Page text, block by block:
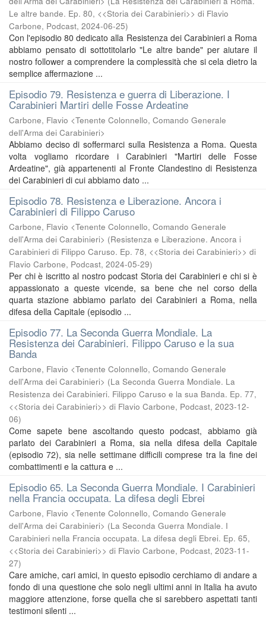
Le altre bande. Ep. 80, <<Storia dei Carabinieri>> di Flavio
Carbone, Podcast, 2024-06-25)
Con l'episodio 80 dedicato alla Resistenza dei Carabinieri a Roma
abbiamo pensato di sottotitolarlo "Le altre bande" per aiutare il
nostro follower a comprendere la complessità che si cela dietro la
semplice affermazione ...
Episodio 79. Resistenza e guerra di Liberazione. I
Carabinieri Martiri delle Fosse Ardeatine
Carbone, Flavio <Tenente Colonnello, Comando Generale
dell'Arma dei Carabinieri>
Abbiamo deciso di soffermarci sulla Resistenza a Roma. Questa
volta vogliamo ricordare i Carabinieri "Martiri delle Fosse
Ardeatine", già appartenenti al Fronte Clandestino di Resistenza
dei Carabinieri di cui abbiamo dato ...
Episodio 78. Resistenza e Liberazione. Ancora i
Carabinieri di Filippo Caruso
Carbone, Flavio <Tenente Colonnello, Comando Generale
dell'Arma dei Carabinieri> (Resistenza e Liberazione. Ancora i
Carabinieri di Filippo Caruso. Ep. 78, <<Storia dei Carabinieri>> di
Flavio Carbone, Podcast, 2024-05-29)
Per chi è iscritto al nostro podcast Storia dei Carabinieri e chi si è
appassionato a queste vicende, sa bene che nel corso della
quarta stazione abbiamo parlato dei Carabinieri a Roma, nella
difesa della Capitale (episodio ...
Episodio 77. La Seconda Guerra Mondiale. La
Resistenza dei Carabinieri. Filippo Caruso e la sua
Banda
Carbone, Flavio <Tenente Colonnello, Comando Generale
dell'Arma dei Carabinieri> (La Seconda Guerra Mondiale. La
Resistenza dei Carabinieri. Filippo Caruso e la sua Banda. Ep. 77,
<<Storia dei Carabinieri>> di Flavio Carbone, Podcast, 2023-12-
06)
Come sapete bene ascoltando questo podcast, abbiamo già
parlato dei Carabinieri a Roma, sia nella difesa della Capitale
(episodio 72), sia nelle settimane difficili comprese tra la fine dei
combattimenti e la cattura e ...
Episodio 65. La Seconda Guerra Mondiale. I Carabinieri
nella Francia occupata. La difesa degli Ebrei
Carbone, Flavio <Tenente Colonnello, Comando Generale
dell'Arma dei Carabinieri> (La Seconda Guerra Mondiale. I
Carabinieri nella Francia occupata. La difesa degli Ebrei. Ep. 65,
<<Storia dei Carabinieri>> di Flavio Carbone, Podcast, 2023-11-
27)
Care amiche, cari amici, in questo episodio cerchiamo di andare a
fondo di una questione che solo negli ultimi anni in Italia ha avuto
maggiore attenzione, forse quella che si sarebbero aspettati tanti
testimoni silenti ...